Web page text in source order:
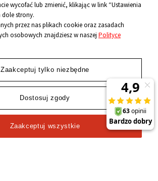
12 656 10 26
881 500 460
ul. Rejtana 12, 30-510 Kraków
wycofać lub zmienić, klikając w link “Ustawienia
strony.
przez nas plikach cookie oraz zasadach
osobowych znajdziesz w naszej Polityce
Zaakceptuj tylko niezbędne
Dostosuj zgody
Zaakceptuj wszystkie